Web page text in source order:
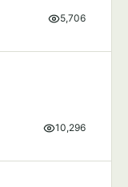
5,706
10,296